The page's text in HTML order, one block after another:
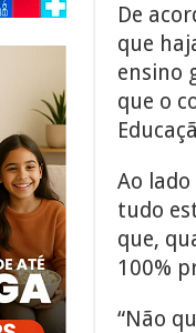
De
que
ensino
que o
Ao
tudo
que,
100%
“Não